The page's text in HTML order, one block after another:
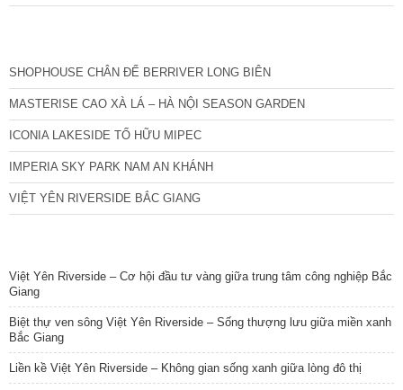
SHOPHOUSE CHÂN ĐẾ BERRIVER LONG BIÊN
MASTERISE CAO XÀ LÁ – HÀ NỘI SEASON GARDEN
ICONIA LAKESIDE TỐ HỮU MIPEC
IMPERIA SKY PARK NAM AN KHÁNH
VIỆT YÊN RIVERSIDE BẮC GIANG
Việt Yên Riverside – Cơ hội đầu tư vàng giữa trung tâm công nghiệp Bắc
Giang
Biệt thự ven sông Việt Yên Riverside – Sống thượng lưu giữa miền xanh
Bắc Giang
Liền kề Việt Yên Riverside – Không gian sống xanh giữa lòng đô thị